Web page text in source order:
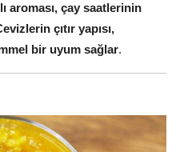
aroması, çay saatlerinin
çıtır yapısı,
bir uyum sağlar.